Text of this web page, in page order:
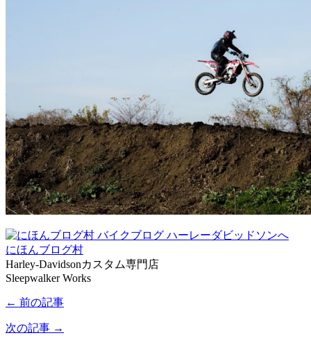
にほんブログ村
Harley-Davidsonカスタム専門店
Sleepwalker Works
← 前の記事
次の記事 →